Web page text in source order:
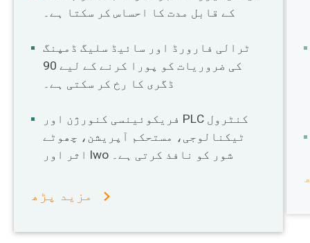
کے قابل مدت کا احساس کر سکتا ہے۔
ٹرالی فارورڈ اور سائیڈ سلیگ ڈمپنگ
کی ضروریات کو پورا کرنے کے لیے 90
ڈگری کا رخ کر سکتی ہے۔
فریکوئینسی کنورژن اور PLC کنٹرول
ٹیکنالوجی، مستحکم آپریشن، چھوٹے
اثر اور lwo شور کو نافذ کرتی ہے۔
مزید پڑھ